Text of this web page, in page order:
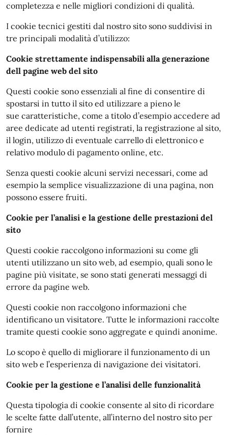
completezza e nelle migliori condizioni di qualità.
I cookie tecnici gestiti dal nostro sito sono suddivisi in
tre principali modalità d’utilizzo:
Cookie strettamente indispensabili alla generazione
dell pagine web del sito
Questi cookie sono essenziali al fine di consentire di
spostarsi in tutto il sito ed utilizzare a pieno le
sue caratteristiche, come a titolo d’esempio accedere ad
aree dedicate ad utenti registrati, la registrazione al sito,
il login, utilizzo di eventuale carrello di elettronico e
relativo modulo di pagamento online, etc.
Senza questi cookie alcuni servizi necessari, come ad
esempio la semplice visualizzazione di una pagina, non
possono essere fruiti.
Cookie per l’analisi e la gestione delle prestazioni del
sito
Questi cookie raccolgono informazioni su come gli
utenti utilizzano un sito web, ad esempio, quali sono le
pagine più visitate, se sono stati generati messaggi di
errore da pagine web.
Questi cookie non raccolgono informazioni che
identificano un visitatore. Tutte le informazioni raccolte
tramite questi cookie sono aggregate e quindi anonime.
Lo scopo è quello di migliorare il funzionamento di un
sito web e l’esperienza di navigazione dei visitatori.
Cookie per la gestione e l’analisi delle funzionalità
Questa tipologia di cookie consente al sito di ricordare
le scelte fatte dall’utente, all’interno del nostro sito per
fornire